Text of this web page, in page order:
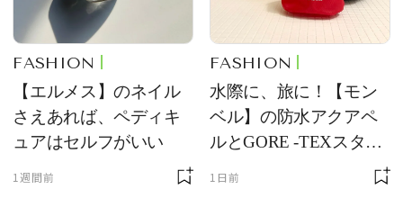
FASHION
【エルメス】のネイル
さえあれば、ペディキ
ュアはセルフがいい
1週間前
FASHION
水際に、旅に！【モン
ベル】の防水アクアペ
ルとGORE -TEXスタッ
フバッグが優秀すぎる
1日前